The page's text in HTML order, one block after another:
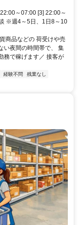
～07:00 [3] 22:00～
※週4～5日、1日8～10
商品などの 荷受けや売
い夜間の時間帯で、 集
務で稼げます／ 接客が
経験不問
残業なし